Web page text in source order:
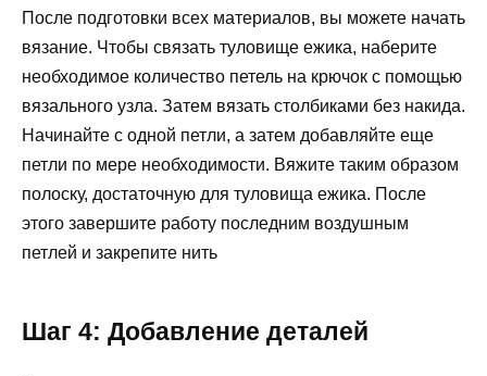
После подготовки всех материалов, вы можете начать
вязание. Чтобы связать туловище ежика, наберите
необходимое количество петель на крючок с помощью
вязального узла. Затем вязать столбиками без накида.
Начинайте с одной петли, а затем добавляйте еще
петли по мере необходимости. Вяжите таким образом
полоску, достаточную для туловища ежика. После
этого завершите работу последним воздушным
петлей и закрепите нить
Шаг 4: Добавление деталей